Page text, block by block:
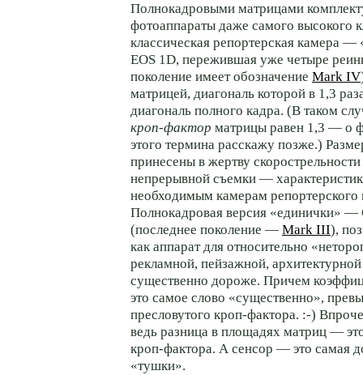
Полнокадровыми матрицами
фотоаппараты даже самого высокого
классическая репортерская камера —
EOS 1D, пережившая уже четыре
поколение имеет обозначение Mark IV
матрицей, диагональ которой в 1,3
диагональ полного кадра. (В таком
кроп-фактор матрицы равен 1,3 — о
этого термина расскажу позже.)
принесены в жертву
непрерывной съемки —
необходимым камерам репортерского
Полнокадровая версия «единички» —
(последнее поколение — Mark III),
как аппарат для относительно
рекламной, пейзажной,
существенно дороже. Причем
это самое слово «существенно»,
пресловутого кроп-фактора. :-)
ведь разница в площадях матриц —
кроп-фактора. А сенсор — это самая
«тушки».